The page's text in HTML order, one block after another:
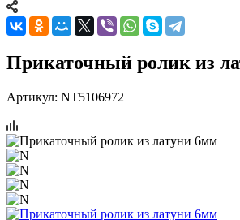
Прикаточный ролик из
Артикул: NT5106972